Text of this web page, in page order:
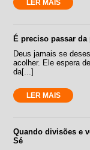
LER MAIS
É preciso passar da
Deus jamais se
acolher. Ele espera
da[...]
LER MAIS
Quando divisões e
Sé